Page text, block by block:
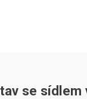
se sídlem